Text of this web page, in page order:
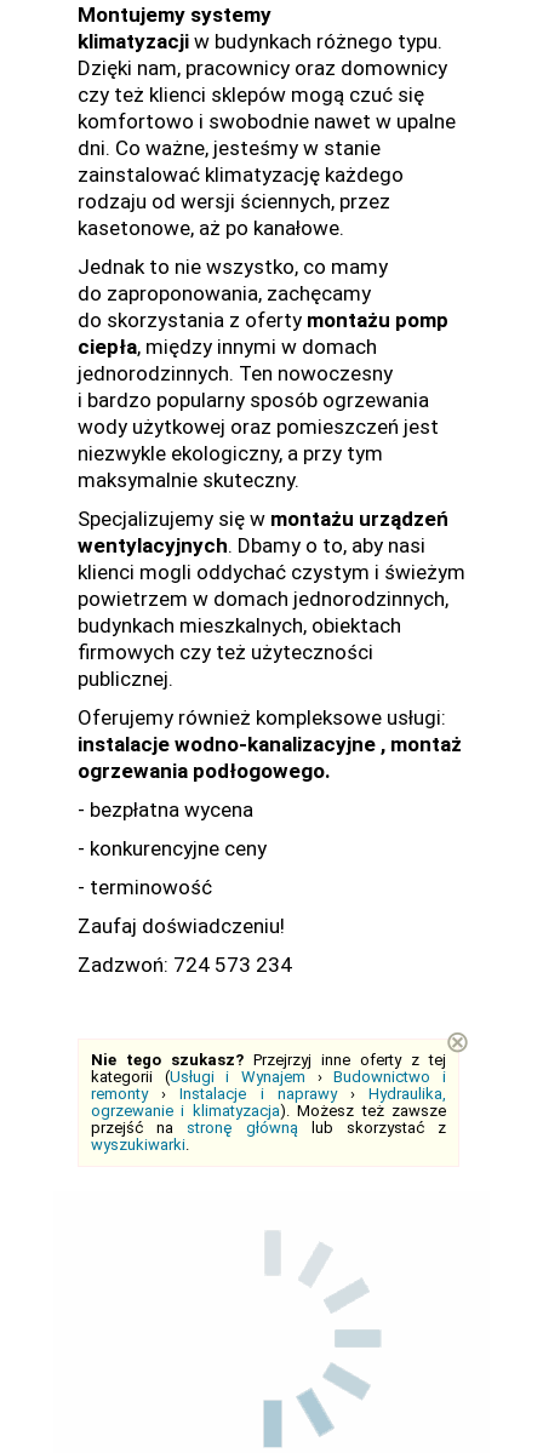
Montujemy systemy
klimatyzacji w budynkach różnego typu.
Dzięki nam, pracownicy oraz domownicy
czy też klienci sklepów mogą czuć się
komfortowo i swobodnie nawet w upalne
dni. Co ważne, jesteśmy w stanie
zainstalować klimatyzację każdego
rodzaju od wersji ściennych, przez
kasetonowe, aż po kanałowe.
Jednak to nie wszystko, co mamy
do zaproponowania, zachęcamy
do skorzystania z oferty montażu pomp
ciepła, między innymi w domach
jednorodzinnych. Ten nowoczesny
i bardzo popularny sposób ogrzewania
wody użytkowej oraz pomieszczeń jest
niezwykle ekologiczny, a przy tym
maksymalnie skuteczny.
Specjalizujemy się w montażu urządzeń
wentylacyjnych. Dbamy o to, aby nasi
klienci mogli oddychać czystym i świeżym
powietrzem w domach jednorodzinnych,
budynkach mieszkalnych, obiektach
firmowych czy też użyteczności
publicznej.
Oferujemy również kompleksowe usługi:
instalacje wodno-kanalizacyjne , montaż
ogrzewania podłogowego.
- bezpłatna wycena
- konkurencyjne ceny
- terminowość
Zaufaj doświadczeniu!
Zadzwoń: 724 573 234
Nie tego szukasz? Przejrzyj inne oferty z tej
kategorii (Usługi i Wynajem ›Budownictwo i
remonty›Instalacje i naprawy›Hydraulika,
ogrzewanie i klimatyzacja). Możesz też zawsze
przejść na stronę główną lub skorzystać z
wyszukiwarki
⊗